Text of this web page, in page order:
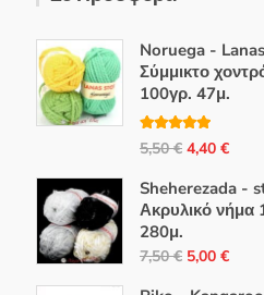
Noruega -
Σύμμικτο
100γρ. 47μ.
Βαθμολογή
θηκε με 5.00
5,50€ Original
was:
5,50 €.
4,40 €Η
τιμή
Sheherezada -
Ακρυλικό νήμα
280μ.
7,50€ Original
5,00 €Η